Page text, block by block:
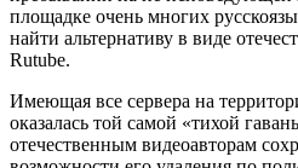
площадке очень многих
найти альтернативу в виде
Rutube.
Имеющая все сервера на
оказалась той самой «тихой
отечественным видеоавторам